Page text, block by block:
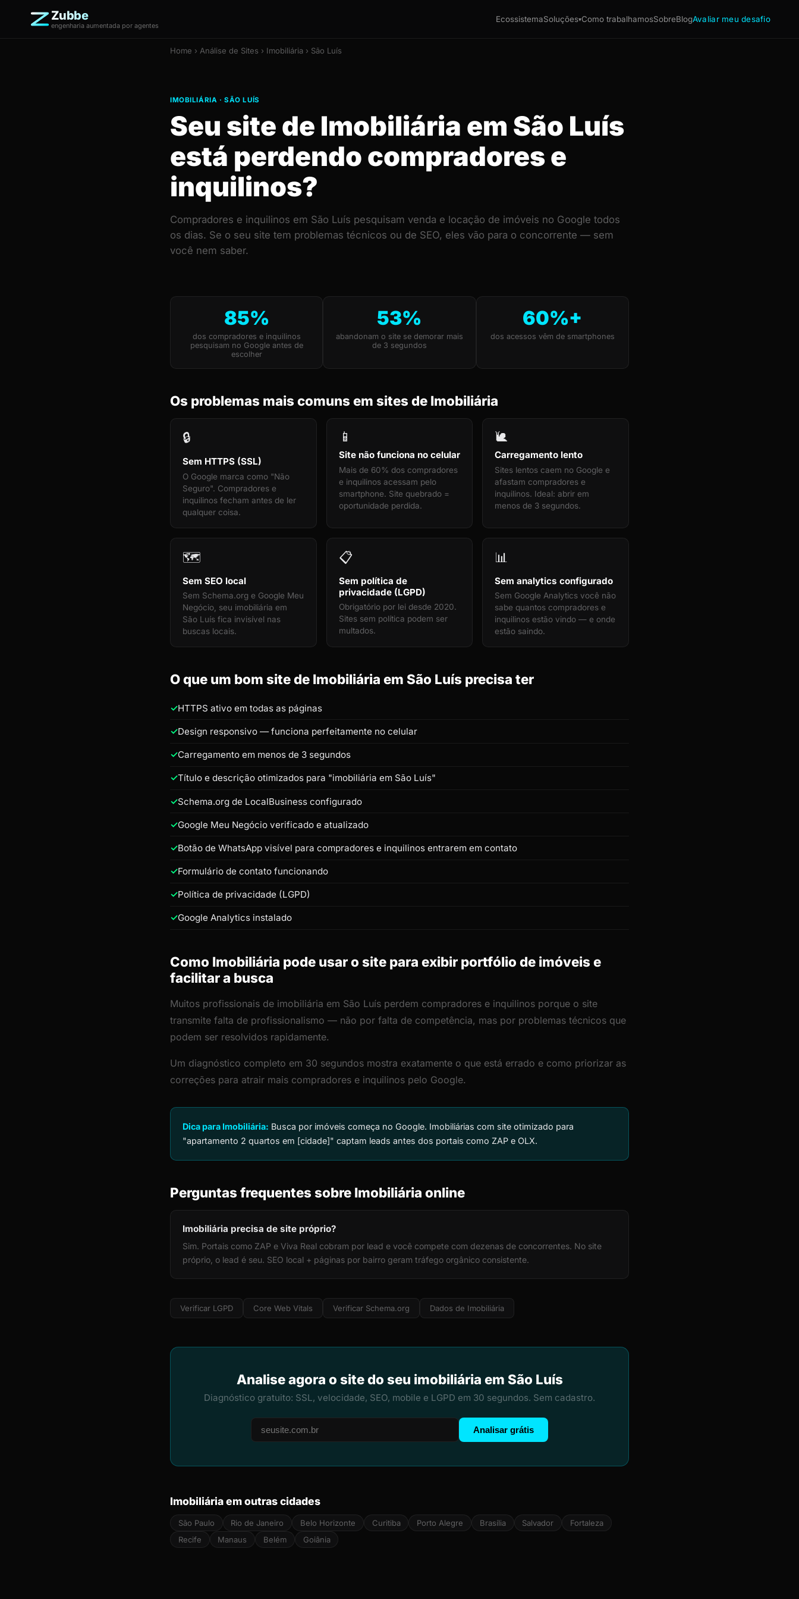
Zubbe
engenharia aumentada por agentes
EcossistemaSoluções▾Como trabalhamosSobreBlogAvaliar meu desafio
Home › Análise de Sites › Imobiliária › São Luís
IMOBILIÁRIA · SÃO LUÍS
Seu site de Imobiliária em São Luís
está perdendo compradores e
inquilinos?
Compradores e inquilinos em São Luís pesquisam venda e locação de imóveis no Google todos
os dias. Se o seu site tem problemas técnicos ou de SEO, eles vão para o concorrente — sem
você nem saber.
85%
dos compradores e inquilinos
pesquisam no Google antes de
escolher
53%
abandonam o site se demorar mais
de 3 segundos
60%+
dos acessos vêm de smartphones
Os problemas mais comuns em sites de Imobiliária
🔒
Sem HTTPS (SSL)
O Google marca como "Não
Seguro". Compradores e
inquilinos fecham antes de ler
qualquer coisa.
📱
Site não funciona no celular
Mais de 60% dos compradores
e inquilinos acessam pelo
smartphone. Site quebrado =
oportunidade perdida.
🐌
Carregamento lento
Sites lentos caem no Google e
afastam compradores e
inquilinos. Ideal: abrir em
menos de 3 segundos.
🗺️
Sem SEO local
Sem Schema.org e Google Meu
Negócio, seu imobiliária em
São Luís fica invisível nas
buscas locais.
📋
Sem política de
privacidade (LGPD)
Obrigatório por lei desde 2020.
Sites sem política podem ser
multados.
📊
Sem analytics configurado
Sem Google Analytics você não
sabe quantos compradores e
inquilinos estão vindo — e onde
estão saindo.
O que um bom site de Imobiliária em São Luís precisa ter
HTTPS ativo em todas as páginas
Design responsivo — funciona perfeitamente no celular
Carregamento em menos de 3 segundos
Título e descrição otimizados para "imobiliária em São Luís"
Schema.org de LocalBusiness configurado
Google Meu Negócio verificado e atualizado
Botão de WhatsApp visível para compradores e inquilinos entrarem em contato
Formulário de contato funcionando
Política de privacidade (LGPD)
Google Analytics instalado
Como Imobiliária pode usar o site para exibir portfólio de imóveis e
facilitar a busca
Muitos profissionais de imobiliária em São Luís perdem compradores e inquilinos porque o site
transmite falta de profissionalismo — não por falta de competência, mas por problemas técnicos que
podem ser resolvidos rapidamente.
Um diagnóstico completo em 30 segundos mostra exatamente o que está errado e como priorizar as
correções para atrair mais compradores e inquilinos pelo Google.
Dica para Imobiliária: Busca por imóveis começa no Google. Imobiliárias com site otimizado para
"apartamento 2 quartos em [cidade]" captam leads antes dos portais como ZAP e OLX.
Perguntas frequentes sobre Imobiliária online
Imobiliária precisa de site próprio?
Sim. Portais como ZAP e Viva Real cobram por lead e você compete com dezenas de concorrentes. No site
próprio, o lead é seu. SEO local + páginas por bairro geram tráfego orgânico consistente.
Verificar LGPD Core Web Vitals Verificar Schema.org Dados de Imobiliária
Analise agora o site do seu imobiliária em São Luís
Diagnóstico gratuito: SSL, velocidade, SEO, mobile e LGPD em 30 segundos. Sem cadastro.
Analisar grátis
Imobiliária em outras cidades
São Paulo Rio de Janeiro Belo Horizonte Curitiba Porto Alegre Brasília Salvador
Fortaleza
Recife
Manaus Belém Goiânia